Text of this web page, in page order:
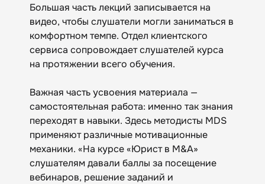
Большая часть лекций записывается на
видео, чтобы слушатели могли заниматься в
комфортном темпе. Отдел клиентского
сервиса сопровождает слушателей курса
на протяжении всего обучения.
Важная часть усвоения материала —
самостоятельная работа: именно так знания
переходят в навыки. Здесь методисты MDS
применяют различные мотивационные
механики. «На курсе «Юрист в M&A»
слушателям давали баллы за посещение
вебинаров, решение заданий и